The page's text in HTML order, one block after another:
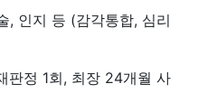
, 인지 등 (감각통합, 심리
판정 1회, 최장 24개월 사